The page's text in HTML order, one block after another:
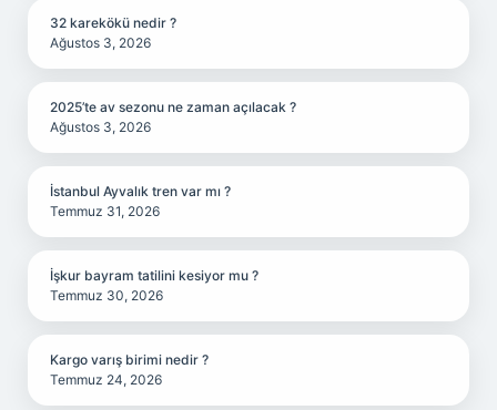
32 karekökü nedir ?
Ağustos 3, 2026
2025’te av sezonu ne zaman açılacak ?
Ağustos 3, 2026
İstanbul Ayvalık tren var mı ?
Temmuz 31, 2026
İşkur bayram tatilini kesiyor mu ?
Temmuz 30, 2026
Kargo varış birimi nedir ?
Temmuz 24, 2026